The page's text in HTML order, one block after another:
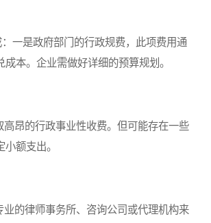
一是政府部门的行政规费，此项费用通
本。企业需做好详细的预算规划。
昂的行政事业性收费。但可能存在一些
额支出。
的律师事务所、咨询公司或代理机构来